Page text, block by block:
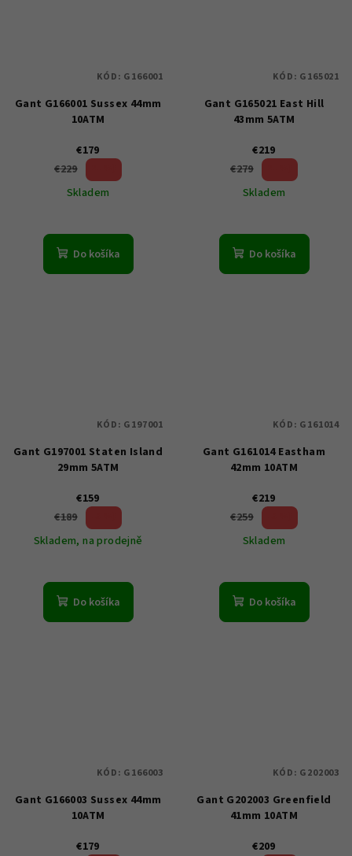
Gant G166001 Sussex 44mm
10ATM
€179
€229
Skladem
Do košíka
KÓD: G166001
Gant G165021 East Hill
43mm 5ATM
€219
€279
Skladem
Do košíka
KÓD: G165021
Gant G197001 Staten Island
29mm 5ATM
€159
€189
Skladem, na prodejně
Do košíka
KÓD: G197001
Gant G161014 Eastham
42mm 10ATM
€219
€259
Skladem
Do košíka
KÓD: G161014
Gant G166003 Sussex 44mm
10ATM
€179
KÓD: G166003
Gant G202003 Greenfield
41mm 10ATM
€209
KÓD: G202003